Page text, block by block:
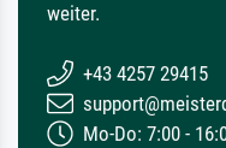
weiter.
+43 4257 29415
Mo-Do: 7:00 -